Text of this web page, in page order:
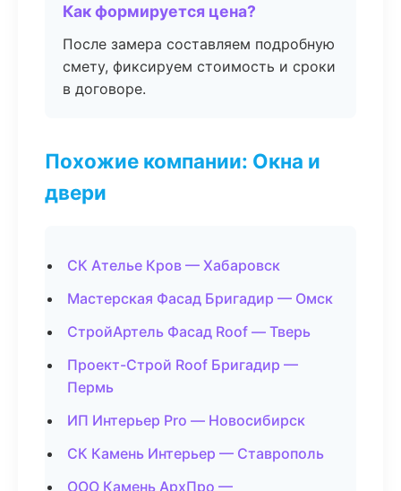
Как формируется цена?
После замера составляем подробную
смету, фиксируем стоимость и сроки
в договоре.
Похожие компании: Окна и
двери
СК Ателье Кров — Хабаровск
Мастерская Фасад Бригадир — Омск
СтройАртель Фасад Roof — Тверь
Проект-Строй Roof Бригадир —
Пермь
ИП Интерьер Pro — Новосибирск
СК Камень Интерьер — Ставрополь
ООО Камень АрхПро —